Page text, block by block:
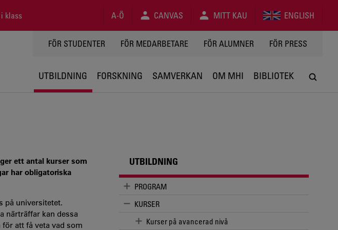
klass A-Ö CANVAS MITT KAU ENGLISH
TOPPMENY
FÖR STUDENTER FÖR MEDARBETARE FÖR ALUMNER FÖR PRESS
UTBILDNING FORSKNING SAMVERKAN OM MHI BIBLIOTEK
ett antal kurser som
har obligatoriska
på universitetet.
närträffar kan dessa
att få veta vad som
UTBILDNING
PROGRAM
KURSER
Kurser på avancerad nivå